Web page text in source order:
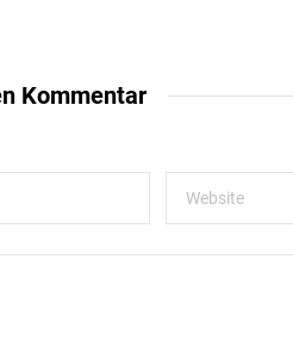
Kommentar